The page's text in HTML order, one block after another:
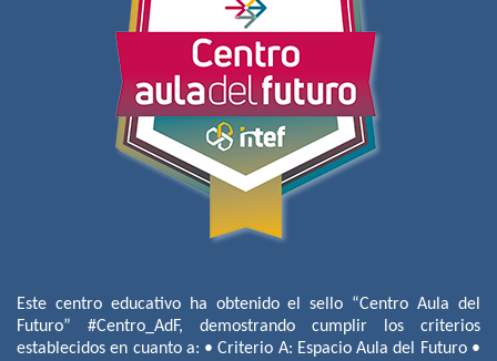
Este centro educativo ha obtenido el sello “Centro Aula del
Futuro” #Centro_AdF, demostrando cumplir los criterios
establecidos en cuanto a: • Criterio A: Espacio Aula del Futuro •